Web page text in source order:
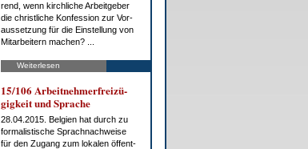
rend, wenn kirch­li­che Ar­beit­ge­ber
die christ­li­che Kon­fes­si­on zur Vor­
aus­set­zung für die Ein­stel­lung von
Mit­ar­bei­tern ma­chen? ...
Weiterlesen
15/106 Ar­beit­neh­mer­frei­zü­
gig­keit und Spra­che
28.04.2015. Bel­gi­en hat durch zu
for­ma­lis­ti­sche Sprach­nach­wei­se
für den Zu­gang zum lo­ka­len öf­fent­